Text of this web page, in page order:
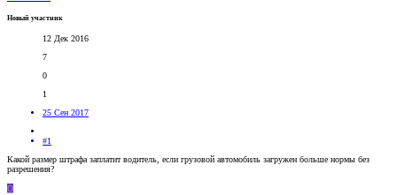
Новый участник
12 Дек 2016
7
0
1
25 Сен 2017
#1
Какой размер штрафа заплатит водитель, если грузовой автомобиль загружен больше нормы без
разрешения?
O